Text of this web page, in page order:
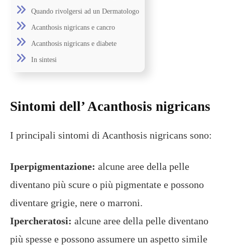
Quando rivolgersi ad un Dermatologo
Acanthosis nigricans e cancro
Acanthosis nigricans e diabete
In sintesi
Sintomi dell’ Acanthosis nigricans
I principali sintomi di Acanthosis nigricans sono:
Iperpigmentazione: alcune aree della pelle
diventano più scure o più pigmentate e possono
diventare grigie, nere o marroni.
Ipercheratosi: alcune aree della pelle diventano
più spesse e possono assumere un aspetto simile